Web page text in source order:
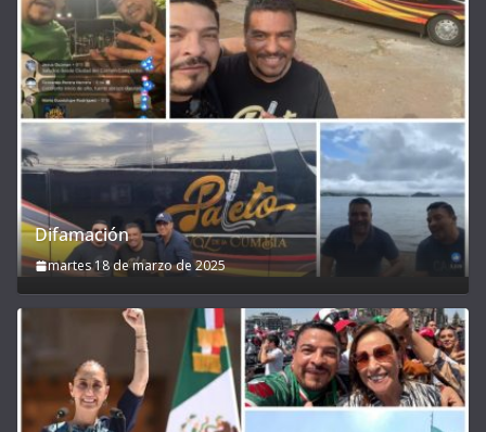
Difamación
martes 18 de marzo de 2025